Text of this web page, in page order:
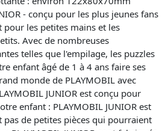
- conçu pour les plus jeunes fans
pour les petites mains et les
Avec de nombreuses
telles que l'empilage, les puzzles
enfant âgé de 1 à 4 ans faire ses
monde de PLAYMOBIL avec
JUNIOR est conçu pour
enfant : PLAYMOBIL JUNIOR est
pas de petites pièces qui pourraient